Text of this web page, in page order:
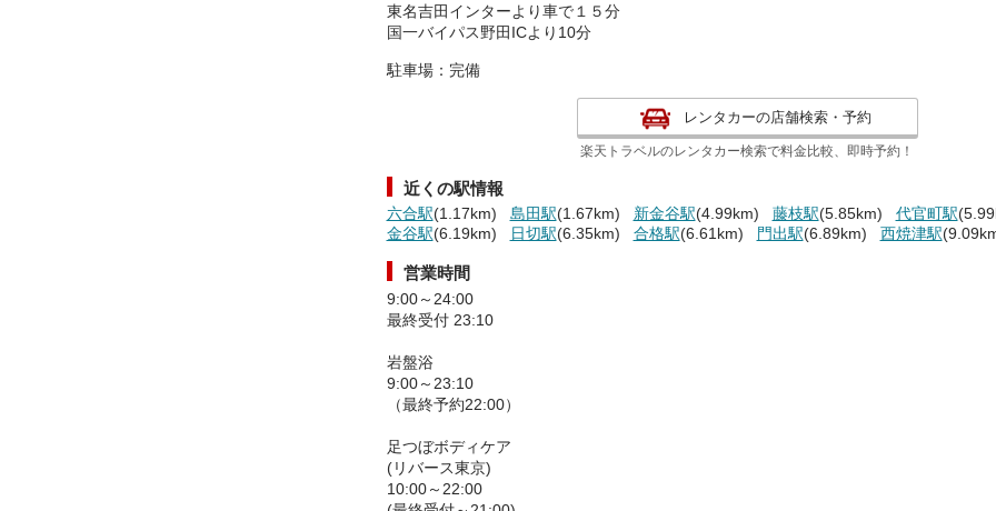
東名吉田インターより車で１５分
国一バイパス野田ICより10分
駐車場：完備
レンタカーの店舗検索・予約
楽天トラベルのレンタカー検索で料金比較、即時予約！
近くの駅情報
六合駅(1.17km) 島田駅(1.67km) 新金谷駅(4.99km) 藤枝駅(5.85km) 代官町駅
金谷駅(6.19km) 日切駅(6.35km) 合格駅(6.61km) 門出駅(6.89km) 西焼津駅
営業時間
9:00～24:00
最終受付 23:10
岩盤浴
9:00～23:10
（最終予約22:00）
足つぼボディケア
(リバース東京)
10:00～22:00